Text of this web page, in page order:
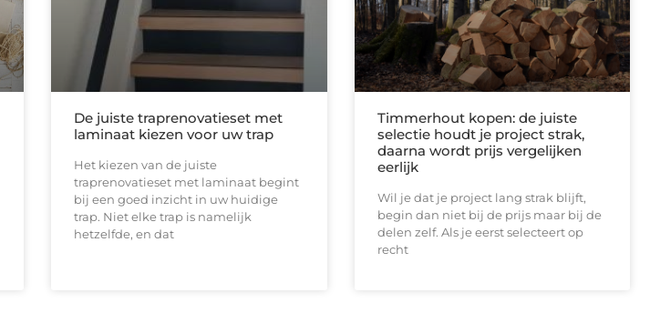
De juiste traprenovatieset met
laminaat kiezen voor uw trap
Het kiezen van de juiste
traprenovatieset met laminaat begint
bij een goed inzicht in uw huidige
trap. Niet elke trap is namelijk
hetzelfde, en dat
Timmerhout kopen: de juiste
selectie houdt je project strak,
daarna wordt prijs vergelijken
eerlijk
Wil je dat je project lang strak blijft,
begin dan niet bij de prijs maar bij de
delen zelf. Als je eerst selecteert op
recht